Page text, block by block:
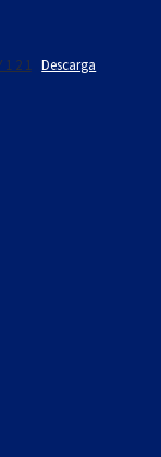
1 2 1 Descarga